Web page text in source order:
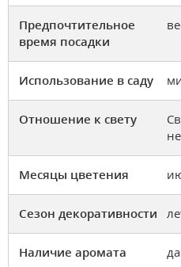
Предпочтительное
время посадки
Использование в саду
Отношение к свету
Месяцы цветения
Сезон декоративности
Наличие аромата да